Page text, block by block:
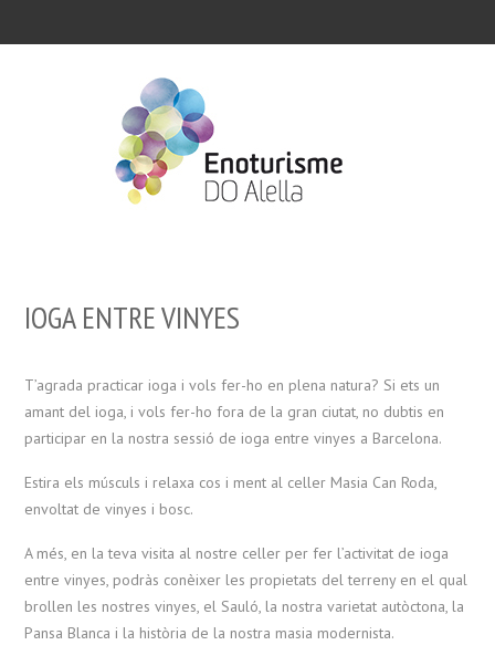
IOGA ENTRE VINYES
T’agrada practicar ioga i vols fer-ho en plena natura? Si ets un
amant del ioga, i vols fer-ho fora de la gran ciutat, no dubtis en
participar en la nostra sessió de ioga entre vinyes a Barcelona.
Estira els músculs i relaxa cos i ment al celler Masia Can Roda,
envoltat de vinyes i bosc.
A més, en la teva visita al nostre celler per fer l’activitat de ioga
entre vinyes, ​​podràs conèixer les propietats del terreny en el qual
brollen les nostres vinyes, el Sauló, la nostra varietat autòctona, la
Pansa Blanca i la història de la nostra masia modernista.